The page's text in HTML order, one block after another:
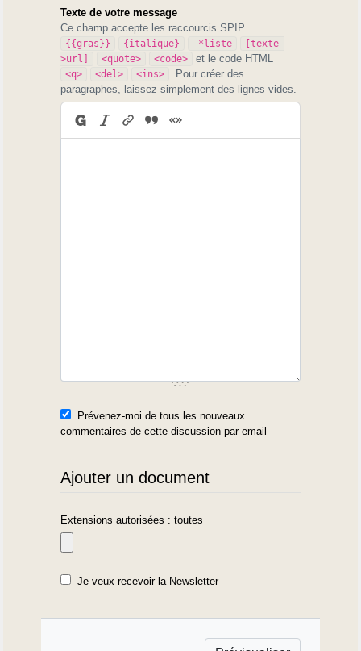
Texte de votre message
Ce champ accepte les raccourcis SPIP
{{gras}} {italique} -*liste
[texte-
>url]
<quote> <code> et le code HTML
<q> <del> <ins>
. Pour créer des
paragraphes, laissez simplement des lignes vides.
Prévenez-moi de tous les nouveaux
commentaires de cette discussion par email
Ajouter un document
Extensions autorisées : toutes
Je veux recevoir la Newsletter